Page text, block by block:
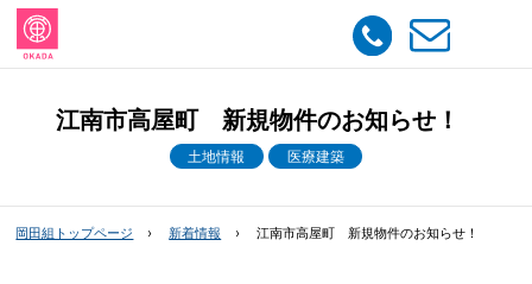
江南市高屋町 新規物件のお知らせ！
土地情報 医療建築
岡田組トップページ 新着情報 江南市高屋町 新規物件のお知らせ！